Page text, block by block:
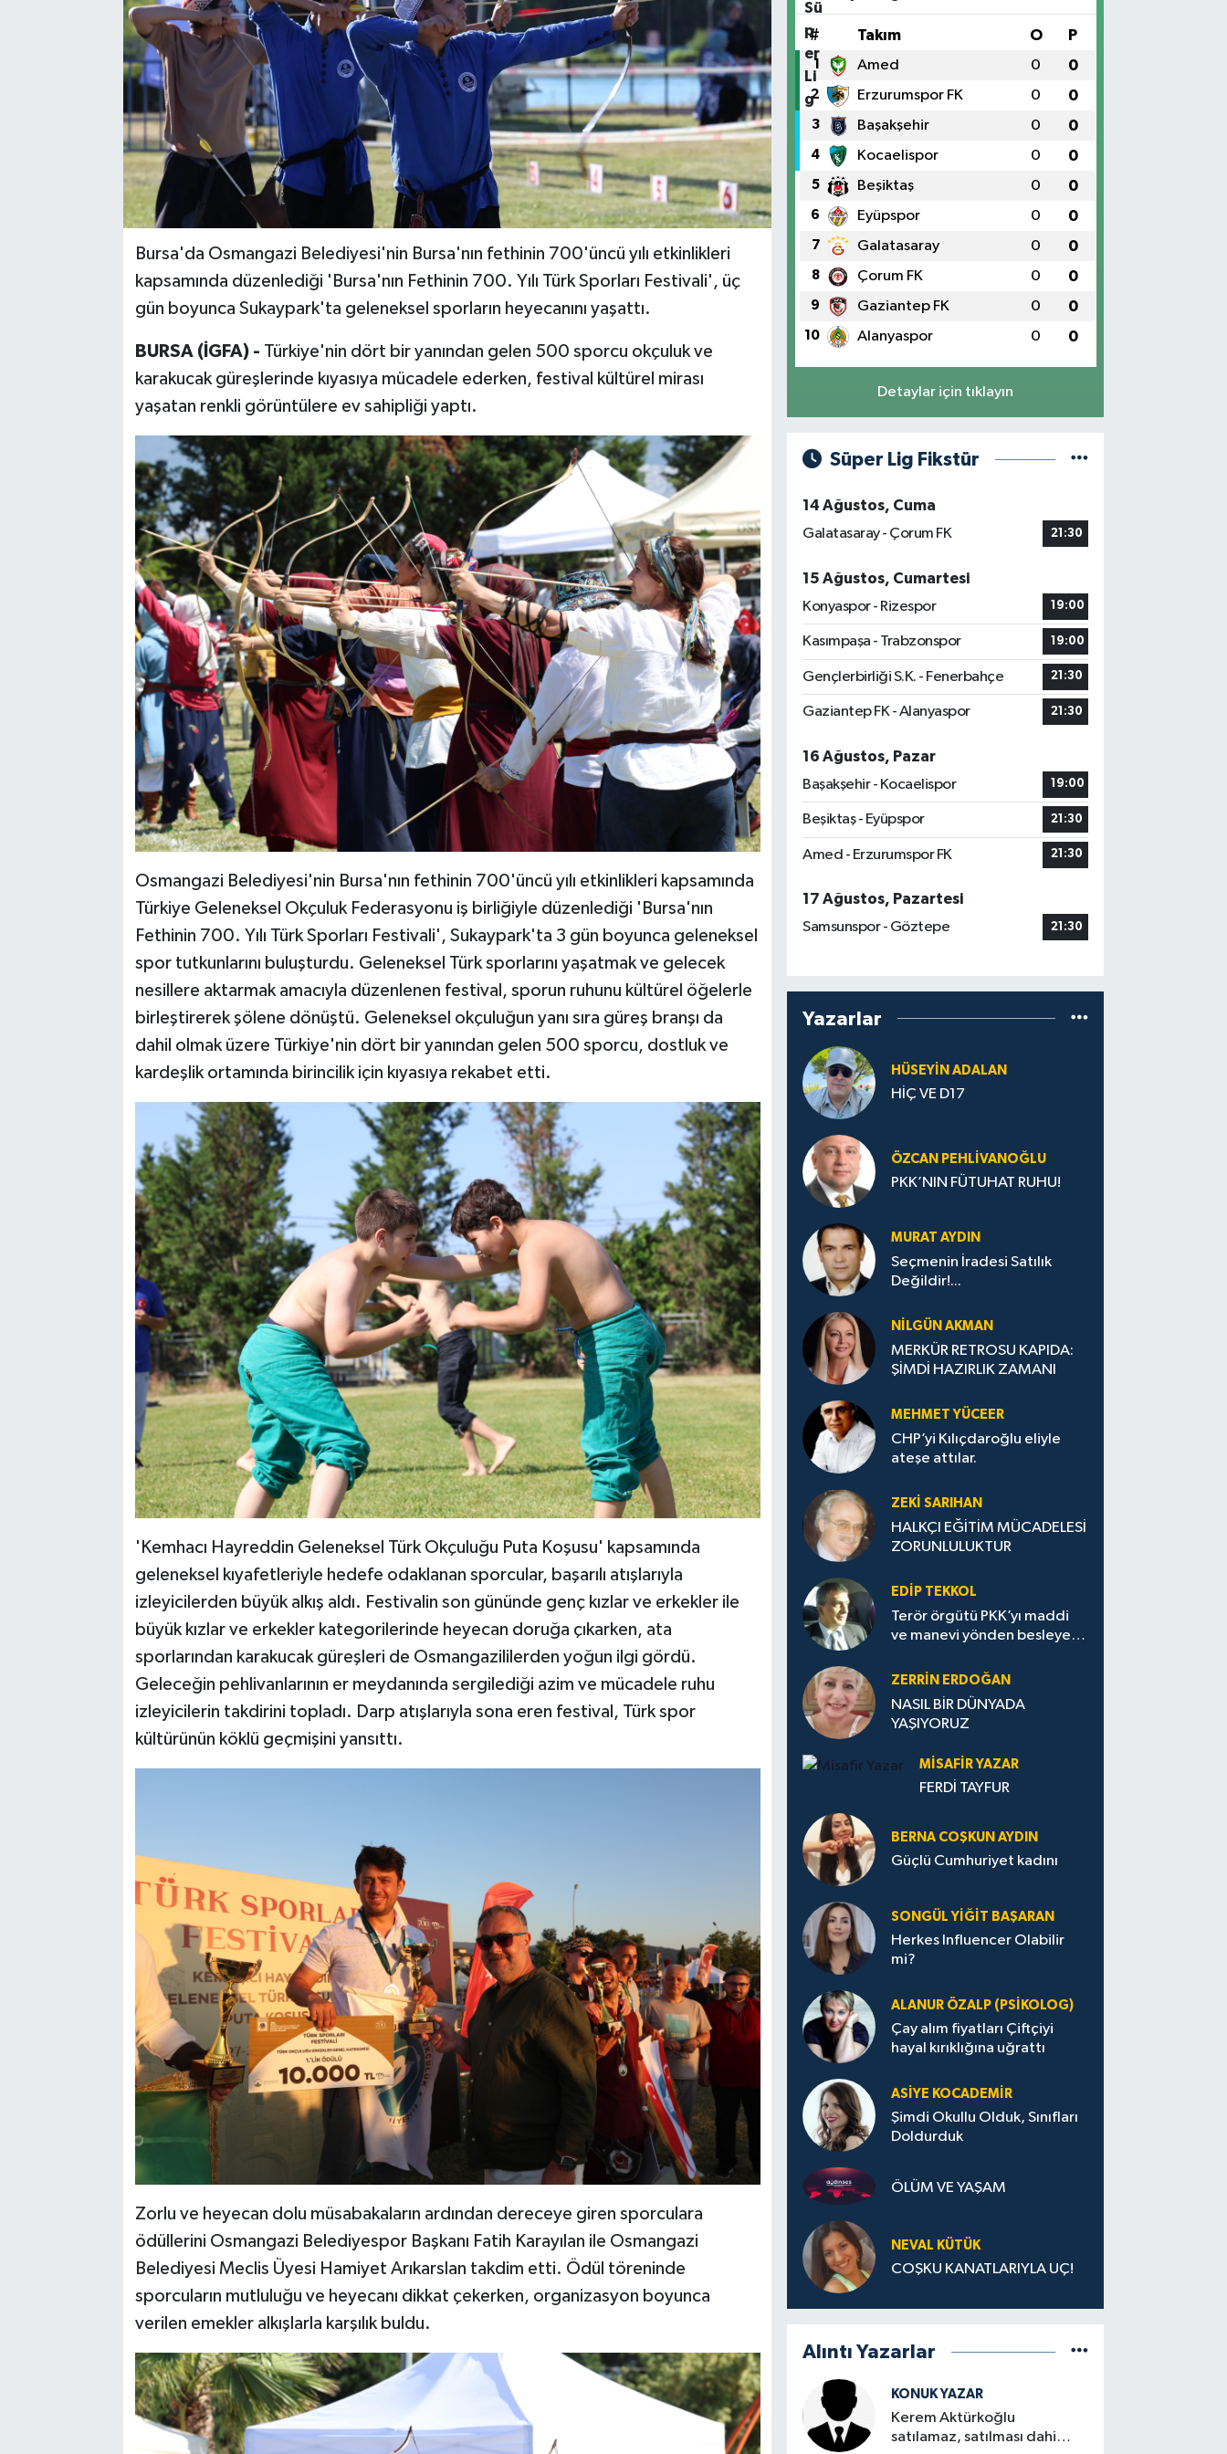
Bursa'da Osmangazi Belediyesi'nin Bursa'nın fethinin 700'üncü yılı etkinlikleri
kapsamında düzenlediği 'Bursa'nın Fethinin 700. Yılı Türk Sporları Festivali', üç
gün boyunca Sukaypark'ta geleneksel sporların heyecanını yaşattı.
BURSA (İGFA) - Türkiye'nin dört bir yanından gelen 500 sporcu okçuluk ve
karakucak güreşlerinde kıyasıya mücadele ederken, festival kültürel mirası
yaşatan renkli görüntülere ev sahipliği yaptı.
Osmangazi Belediyesi'nin Bursa'nın fethinin 700'üncü yılı etkinlikleri kapsamında
Türkiye Geleneksel Okçuluk Federasyonu iş birliğiyle düzenlediği 'Bursa'nın
Fethinin 700. Yılı Türk Sporları Festivali', Sukaypark'ta 3 gün boyunca geleneksel
spor tutkunlarını buluşturdu. Geleneksel Türk sporlarını yaşatmak ve gelecek
nesillere aktarmak amacıyla düzenlenen festival, sporun ruhunu kültürel öğelerle
birleştirerek şölene dönüştü. Geleneksel okçuluğun yanı sıra güreş branşı da
dahil olmak üzere Türkiye'nin dört bir yanından gelen 500 sporcu, dostluk ve
kardeşlik ortamında birincilik için kıyasıya rekabet etti.
'Kemhacı Hayreddin Geleneksel Türk Okçuluğu Puta Koşusu' kapsamında
geleneksel kıyafetleriyle hedefe odaklanan sporcular, başarılı atışlarıyla
izleyicilerden büyük alkış aldı. Festivalin son gününde genç kızlar ve erkekler ile
büyük kızlar ve erkekler kategorilerinde heyecan doruğa çıkarken, ata
sporlarından karakucak güreşleri de Osmangazililerden yoğun ilgi gördü.
Geleceğin pehlivanlarının er meydanında sergilediği azim ve mücadele ruhu
izleyicilerin takdirini topladı. Darp atışlarıyla sona eren festival, Türk spor
kültürünün köklü geçmişini yansıttı.
Zorlu ve heyecan dolu müsabakaların ardından dereceye giren sporculara
ödüllerini Osmangazi Belediyespor Başkanı Fatih Karayılan ile Osmangazi
Belediyesi Meclis Üyesi Hamiyet Arıkarslan takdim etti. Ödül töreninde
sporcuların mutluluğu ve heyecanı dikkat çekerken, organizasyon boyunca
verilen emekler alkışlarla karşılık buldu.
# Takım O P
1 Amed 0 0
2 Erzurumspor FK 0 0
3 Başakşehir 0 0
4 Kocaelispor 0 0
5 Beşiktaş 0 0
6 Eyüpspor 0 0
7 Galatasaray 0 0
8 Çorum FK 0 0
9 Gaziantep FK 0 0
10 Alanyaspor 0 0
Detaylar için tıklayın
Süper Lig Fikstür
14 Ağustos, Cuma
Galatasaray - Çorum FK
21:30
15 Ağustos, Cumartesi
Konyaspor - Rizespor
19:00
Kasımpaşa - Trabzonspor 19:00
Gençlerbirliği S.K. - Fenerbahçe 21:30
Gaziantep FK - Alanyaspor 21:30
16 Ağustos, Pazar
Başakşehir - Kocaelispor
19:00
Beşiktaş - Eyüpspor 21:30
Amed - Erzurumspor FK 21:30
17 Ağustos, Pazartesi
Samsunspor - Göztepe
21:30
Yazarlar
HÜSEYIN ADALAN
HİÇ VE D17
ÖZCAN PEHLIVANOĞLU
PKK’NIN FÜTUHAT RUHU!
MURAT AYDIN
Seçmenin İradesi Satılık
Değildir!...
NILGÜN AKMAN
MERKÜR RETROSU KAPIDA:
ŞİMDİ HAZIRLIK ZAMANI
MEHMET YÜCEER
CHP’yi Kılıçdaroğlu eliyle
ateşe attılar.
ZEKI SARIHAN
HALKÇI EĞİTİM MÜCADELESİ
ZORUNLULUKTUR
EDIP TEKKOL
Terör örgütü PKK’yı maddi
ve manevi yönden besleyen
ZERRIN ERDOĞAN
NASIL BİR DÜNYADA
YAŞIYORUZ
MISAFIR YAZAR
FERDİ TAYFUR
BERNA COŞKUN AYDIN
Güçlü Cumhuriyet kadını
SONGÜL YIĞIT BAŞARAN
Herkes Influencer Olabilir
mi?
ALANUR ÖZALP (PSIKOLOG)
Çay alım fiyatları Çiftçiyi
hayal kırıklığına uğrattı
ASIYE KOCADEMİR
Şimdi Okullu Olduk, Sınıfları
Doldurduk
ÖLÜM VE YAŞAM
NEVAL KÜTÜK
COŞKU KANATLARIYLA UÇ!
Alıntı Yazarlar
KONUK YAZAR
Kerem Aktürkoğlu
satılamaz, satılması dahi